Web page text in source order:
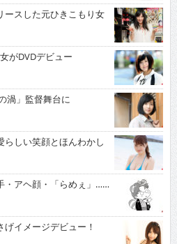
スした元ひきこもり女
がDVDデビュー
渦」監督舞台に
しい笑顔とほんわかし
アヘ顔・「らめぇ」……
イメージデビュー！